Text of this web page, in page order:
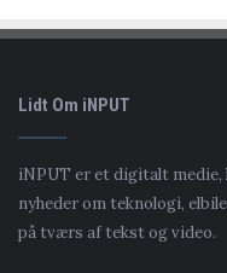
Lidt Om iNPUT
iNPUT er et digitalt medie,
nyheder om teknologi,
på tværs af tekst og video.